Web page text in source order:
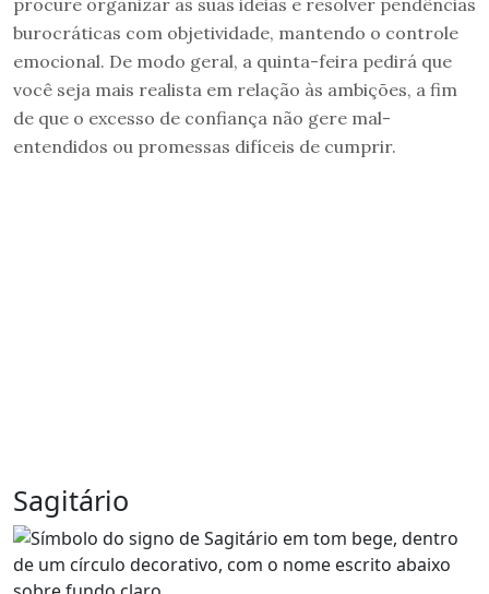
burocráticas com objetividade, mantendo o controle
emocional. De modo geral, a quinta-feira pedirá que
você seja mais realista em relação às ambições, a fim
de que o excesso de confiança não gere mal-
entendidos ou promessas difíceis de cumprir.
Sagitário